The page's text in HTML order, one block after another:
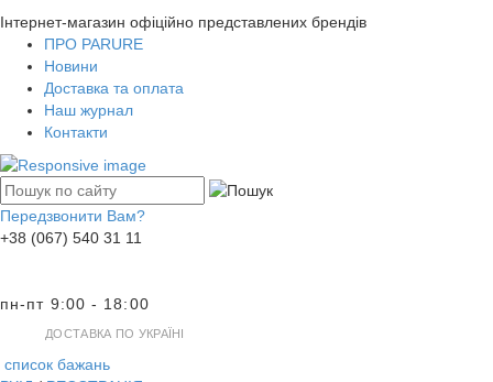
Інтернет-магазин офіційно представлених брендів
ПРО PARURE
Новини
Доставка та оплата
Наш журнал
Контакти
Передзвонити Вам?
+38 (067) 540 31 11
пн-пт 9:00 - 18:00
ДОСТАВКА ПО УКРАЇНІ
список бажань